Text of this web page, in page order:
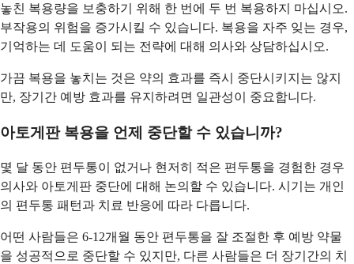
놓친 복용량을 보충하기 위해 한 번에 두 번 복용하지 마십시오.
부작용의 위험을 증가시킬 수 있습니다. 복용을 자주 잊는 경우,
기억하는 데 도움이 되는 전략에 대해 의사와 상담하십시오.
가끔 복용을 놓치는 것은 약의 효과를 즉시 중단시키지는 않지
만, 장기간 예방 효과를 유지하려면 일관성이 중요합니다.
아토게판 복용을 언제 중단할 수 있습니까?
몇 달 동안 편두통이 없거나 현저히 적은 편두통을 경험한 경우
의사와 아토게판 중단에 대해 논의할 수 있습니다. 시기는 개인
의 편두통 패턴과 치료 반응에 따라 다릅니다.
어떤 사람들은 6-12개월 동안 편두통을 잘 조절한 후 예방 약물
을 성공적으로 중단할 수 있지만, 다른 사람들은 더 장기간의 치